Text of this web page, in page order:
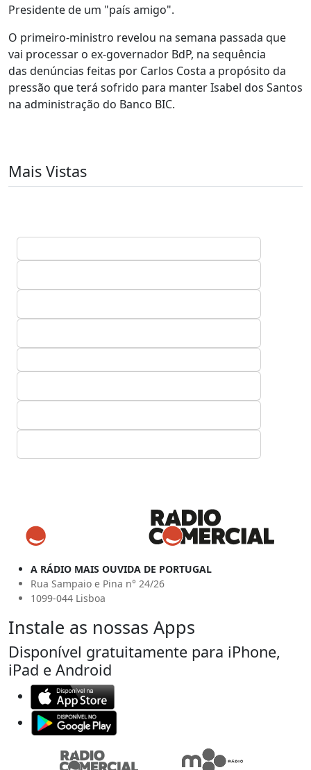
Presidente de um "país amigo".
O primeiro-ministro revelou na semana passada que
vai processar o ex-governador BdP, na sequência
das denúncias feitas por Carlos Costa a propósito da
pressão que terá sofrido para manter Isabel dos Santos
na administração do Banco BIC.
Mais Vistas
A RÁDIO MAIS OUVIDA DE PORTUGAL
Rua Sampaio e Pina n° 24/26
1099-044 Lisboa
Instale as nossas Apps
Disponível gratuitamente para iPhone,
iPad e Android